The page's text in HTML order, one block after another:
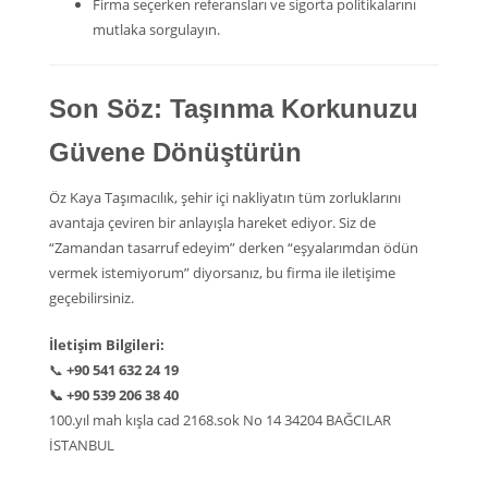
Firma seçerken referansları ve sigorta politikalarını
mutlaka sorgulayın.
Son Söz: Taşınma Korkunuzu
Güvene Dönüştürün
Öz Kaya Taşımacılık, şehir içi nakliyatın tüm zorluklarını
avantaja çeviren bir anlayışla hareket ediyor. Siz de
“Zamandan tasarruf edeyim” derken “eşyalarımdan ödün
vermek istemiyorum” diyorsanız, bu firma ile iletişime
geçebilirsiniz.
İletişim Bilgileri:
📞 +90 541 632 24 19
📞 +90 539 206 38 40
100.yıl mah kışla cad 2168.sok No 14 34204 BAĞCILAR
İSTANBUL